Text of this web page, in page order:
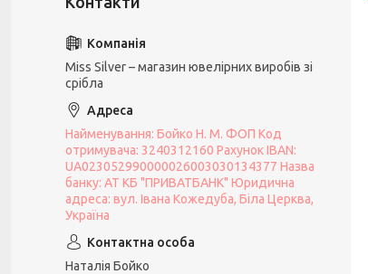
Miss Silver – магазин ювелірних виробів зі
срібла
Найменування: Бойко Н. М. ФОП Код
отримувача: 3240312160 Рахунок IBAN:
UA023052990000026003030134377 Назва
банку: АТ КБ "ПРИВАТБАНК" Юридична
адреса: вул. Івана Кожедуба, Біла Церква,
Україна
Наталія Бойко